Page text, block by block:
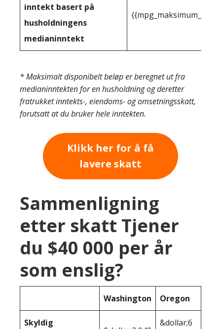
inntekt basert på
husholdningens
medianinntekt
* Maksimalt disponibelt beløp er beregnet ut fra
medianinntekten for en husholdning og deretter
fratrukket inntekts-, eiendoms- og omsetningsskatt,
forutsatt at du bruker hele inntekten.
Klikk her for å få
lavere skatt
Sammenligning
etter skatt Tjener
du $40 000 per år
som enslig?
Washington Oregon
Skyldig
&dollar;6